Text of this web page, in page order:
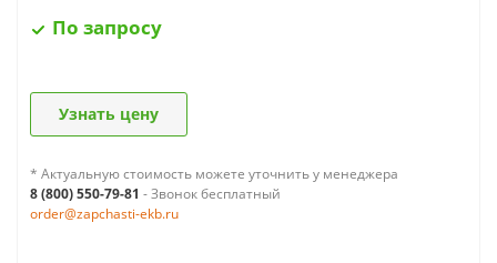
По запросу
Узнать цену
* Актуальную стоимость можете уточнить у менеджера
8 (800) 550-79-81 - Звонок бесплатный
order@zapchasti-ekb.ru